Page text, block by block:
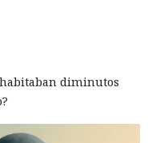
habitaban diminutos